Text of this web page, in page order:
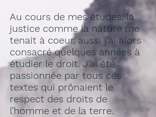
Au cours de mes études, la
justice comme la nature me
tenait à coeur, aussi ​ j’ai alors
consacré quelques années à
étudier le droit. J’ai été
passionnée par tous ces
textes qui prônaient le
respect des droits de
l’homme et de la terre.